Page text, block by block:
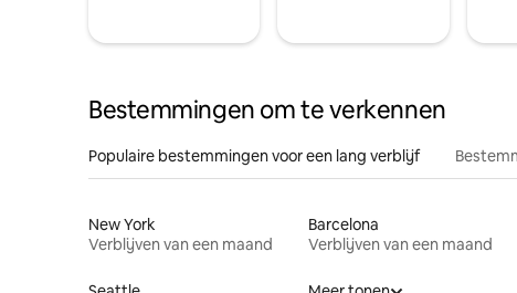
Bestemmingen om te verkennen
Populaire bestemmingen voor een lang verblijf
New York
Verblijven van een maand
Barcelona
Verblijven van een maand